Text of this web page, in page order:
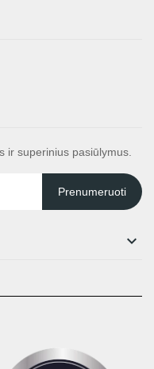
ir superinius pasiūlymus.
Prenumeruoti
